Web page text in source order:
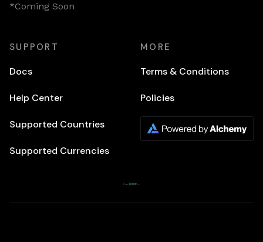
*Coming Soon
SUPPORT
Docs
Help Center
Supported Countries
Supported Currencies
MORE
Terms & Conditions
Policies